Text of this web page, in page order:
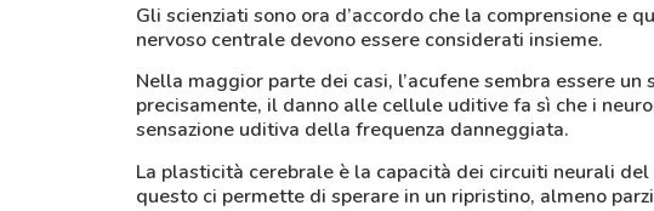
Gli scienziati sono ora d’accordo che la comprensione e
nervoso centrale devono essere considerati insieme.
Nella maggior parte dei casi, l’acufene sembra essere
precisamente, il danno alle cellule uditive fa sì che i
sensazione uditiva della frequenza danneggiata.
La plasticità cerebrale è la capacità dei circuiti neurali
questo ci permette di sperare in un ripristino, almeno